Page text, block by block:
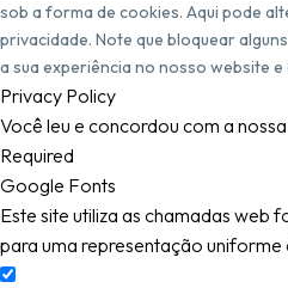
sob a forma de cookies. Aqui pode
privacidade. Note que bloquear
a sua experiência no nosso website
Privacy Policy
Você leu e concordou com a
Required
Google Fonts
Este site utiliza as chamadas web
para uma representação uniforme